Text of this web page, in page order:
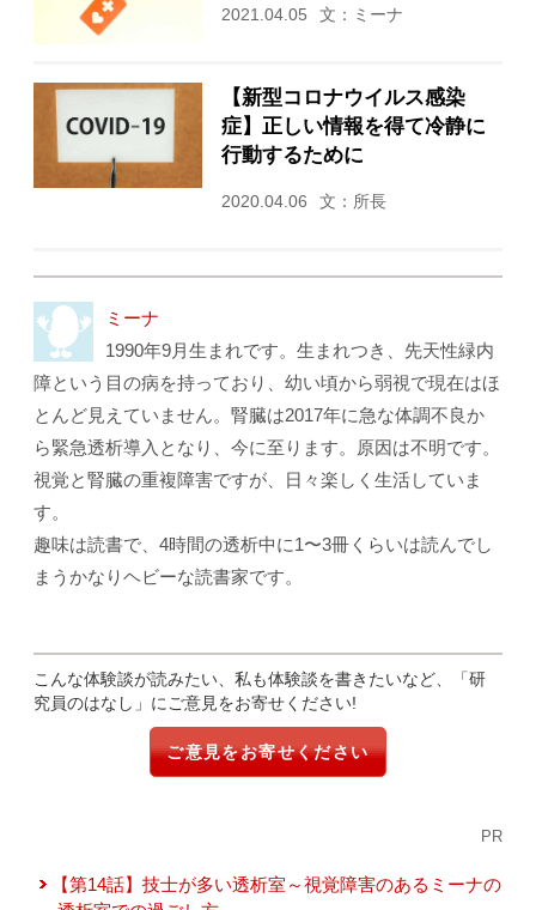
2021.04.05 文：ミーナ
【新型コロナウイルス感染
症】正しい情報を得て冷静に
行動するために
2020.04.06 文：所長
ミーナ
1990年9月生まれです。生まれつき、先天性緑内
障という目の病を持っており、幼い頃から弱視で現在はほ
とんど見えていません。腎臓は2017年に急な体調不良か
ら緊急透析導入となり、今に至ります。原因は不明です。
視覚と腎臓の重複障害ですが、日々楽しく生活していま
す。
趣味は読書で、4時間の透析中に1〜3冊くらいは読んでし
まうかなりヘビーな読書家です。
こんな体験談が読みたい、私も体験談を書きたいなど、「研
究員のはなし」にご意見をお寄せください!
ご意見をお寄せください
PR
【第14話】技士が多い透析室～視覚障害のあるミーナの